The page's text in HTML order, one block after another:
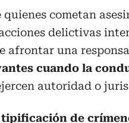
cometan
delictivas
afrontar una
cuando la
autoridad o
de